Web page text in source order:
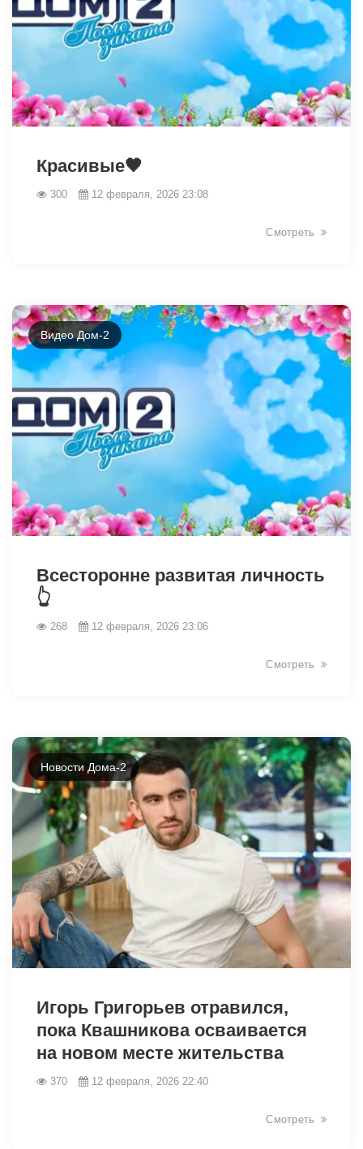
Красивые🖤
300 12 февраля, 2026 23:08
Смотреть
Видео Дом-2
Всесторонне развитая личность
👆
268 12 февраля, 2026 23:06
Смотреть
Новости Дома-2
Игорь Григорьев отравился,
пока Квашникова осваивается
на новом месте жительства
370 12 февраля, 2026 22:40
Смотреть